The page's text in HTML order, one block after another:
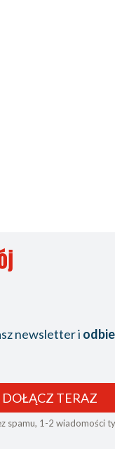
newsletter i
DOŁĄCZ TERAZ
spamu, 1-2 wiadomości